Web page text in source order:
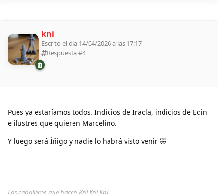
kni
Escrito el día 14/04/2026 a las 17:17
Respuesta #4
Pues ya estaríamos todos. Indicios de Iraola, indicios de Edin
e ilustres que quieren Marcelino.
Y luego será Íñigo y nadie lo habrá visto venir 🤣
Los caballeros que hacen Kni Kni Kni